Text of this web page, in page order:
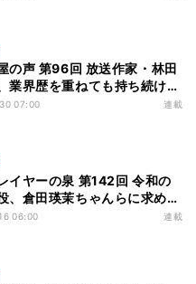
の声 第96回 放送作家・林田
業界歴を重ねても持ち続け
ハー心”「視聴者目線じゃなき
07:00 連載
イヤーの泉 第142回 令和の
、倉田瑛茉ちゃんらに求めら
ュラル化”
06:00 連載